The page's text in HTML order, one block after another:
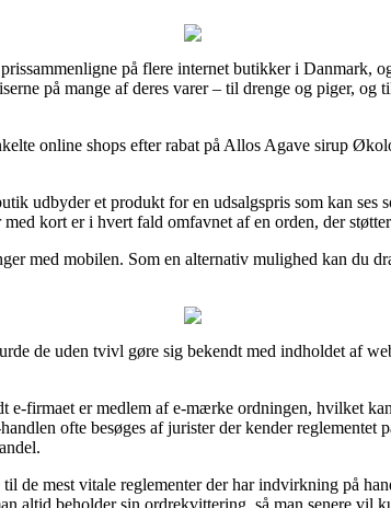
på flere internet butikker i Danmark,
på mange af deres varer – til drenge og piger,
online shops efter rabat på Allos Agave sirup
udbyder et produkt for en udsalgspris som kan ses
kort er i hvert fald omfavnet af en orden, der
med mobilen. Som en alternativ mulighed kan du
de uden tvivl gøre sig bekendt med indholdet af
e-firmaet er medlem af e-mærke ordningen, hvilket
ofte besøges af jurister der kender
de mest vitale reglementer der har indvirkning på
altid beholder sin ordrekvittering, så man senere